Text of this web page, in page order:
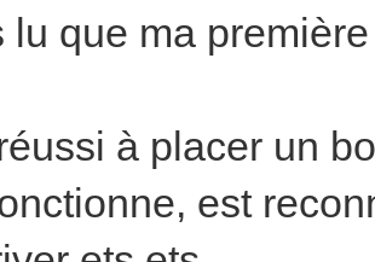
lu que ma
à placer un
est